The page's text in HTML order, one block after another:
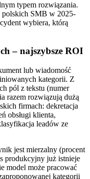
typem rozwiązania.
polskich SMB w 2025-
wybiera, którą
– najszybsze ROI
lub wiadomość
kategorii. Z
pól z tekstu (numer
razem rozwiązują dużą
firmach: dekretacja
obsługi klienta,
leadów ze
jest mierzalny (procent
produkcyjny już istnieje
model może pracować
kategorii